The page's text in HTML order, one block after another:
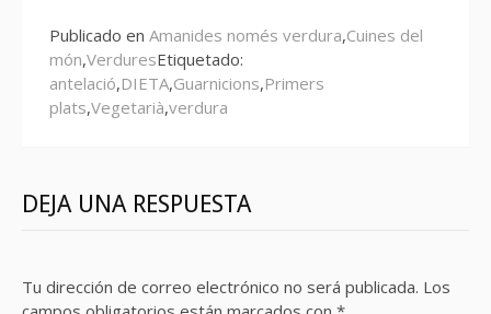
Publicado en Amanides només verdura,Cuines del
món,VerduresEtiquetado:
antelació,DIETA,Guarnicions,Primers
plats,Vegetarià,verdura
DEJA UNA RESPUESTA
Tu dirección de correo electrónico no será publicada. Los